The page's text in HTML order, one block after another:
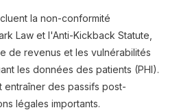
la non-conformité
Law et l'Anti-Kickback Statute,
de revenus et les vulnérabilités
les données des patients (PHI).
entraîner des passifs post-
légales importants.